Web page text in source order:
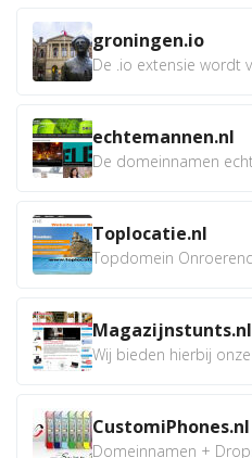
groningen.io
echtemannen.nl
Toplocatie.nl
Magazijnstunts.nl
CustomiPhones.nl